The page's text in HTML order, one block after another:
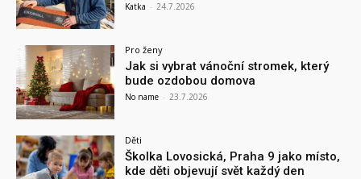
Katka - 24.7.2026
Pro ženy
Jak si vybrat vánoční stromek, který
bude ozdobou domova
No name - 23.7.2026
Děti
Školka Lovosická, Praha 9 jako místo,
kde děti objevují svět každý den